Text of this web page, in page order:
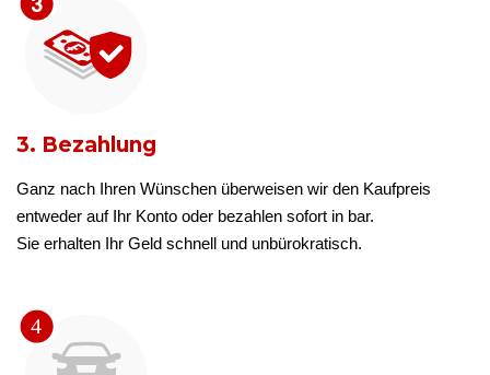
3. Bezahlung
Ganz nach Ihren Wünschen überweisen wir den Kaufpreis
entweder auf Ihr Konto oder bezahlen sofort in bar.
Sie erhalten Ihr Geld schnell und unbürokratisch.